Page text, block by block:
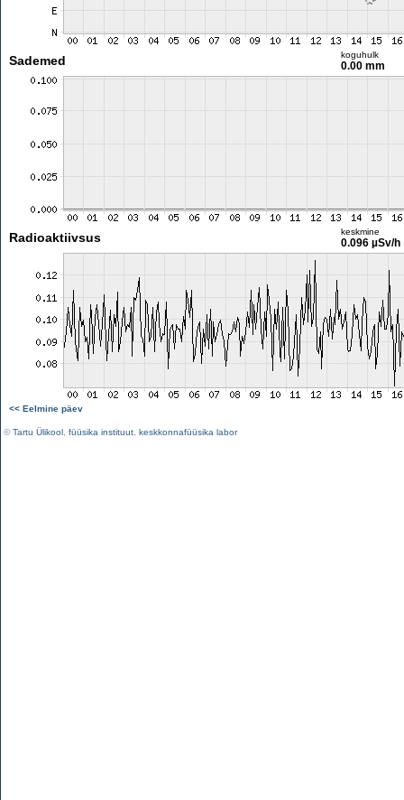
Sademed koguhulk
0.00 mm
Radioaktiivsus keskmine
0.096 µSv/h
<< Eelmine päev
©Tartu Ülikool füüsika instituut keskkonnafüüsika labor